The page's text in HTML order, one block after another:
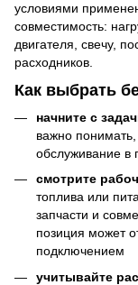
условиями
совместимость:
двигателя, свечу,
расходников.
Как выбрать
начните с
важно
обслуживание в
смотрите
топлива или
запчасти и
позиция может
подключением
учитывайте